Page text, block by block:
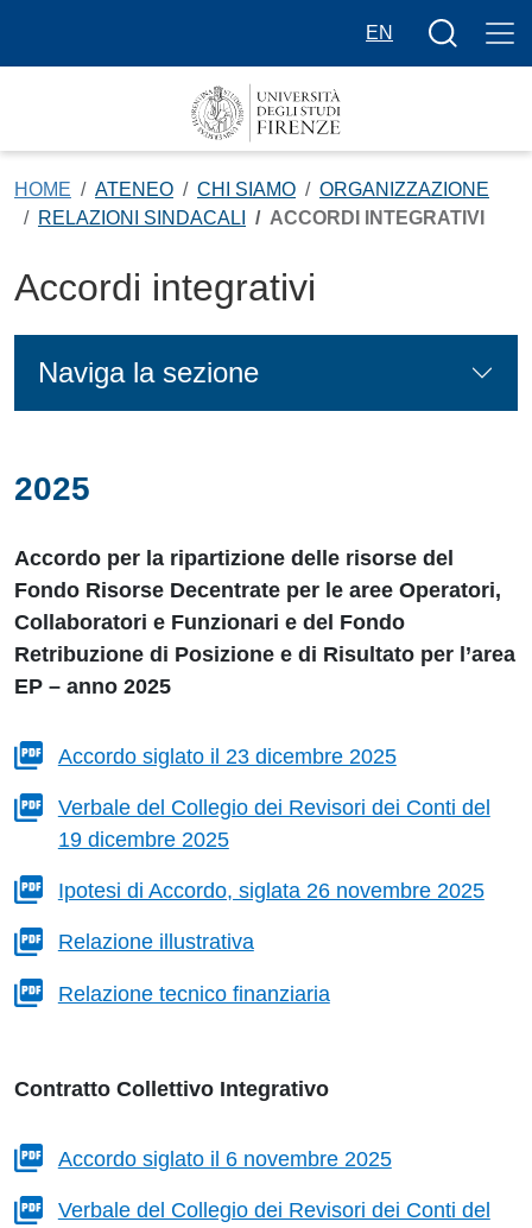
EN
Bottone
HOME ATENEO CHI SIAMO
ORGANIZZAZIONE
RELAZIONI SINDACALI
ACCORDI INTEGRATIVI
Accordi integrativi
2025
Accordo per la ripartizione delle risorse del
Fondo Risorse Decentrate per le aree Operatori,
Collaboratori e Funzionari e del Fondo
Retribuzione di Posizione e di Risultato per l’area
EP – anno 2025
Accordo siglato il 23 dicembre 2025
Verbale del Collegio dei Revisori dei Conti del
19 dicembre 2025
Ipotesi di Accordo, siglata 26 novembre 2025
Relazione illustrativa
Relazione tecnico finanziaria
Contratto Collettivo Integrativo
Accordo siglato il 6 novembre 2025
Verbale del Collegio dei Revisori dei Conti del
Naviga la sezione